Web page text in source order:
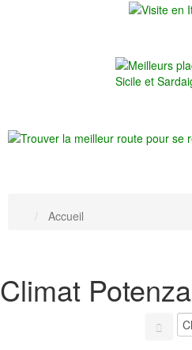
Accueil
Climat Potenza